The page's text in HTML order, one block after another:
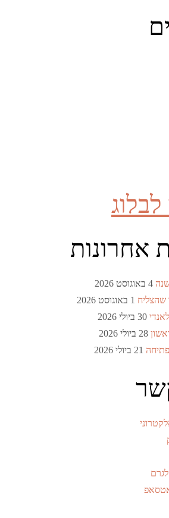
אחרונות
4 באוגוסט 2026
שהצליח 1 באוגוסט 2026
30 ביולי 2026
28 ביולי 2026
21 ביולי 2026